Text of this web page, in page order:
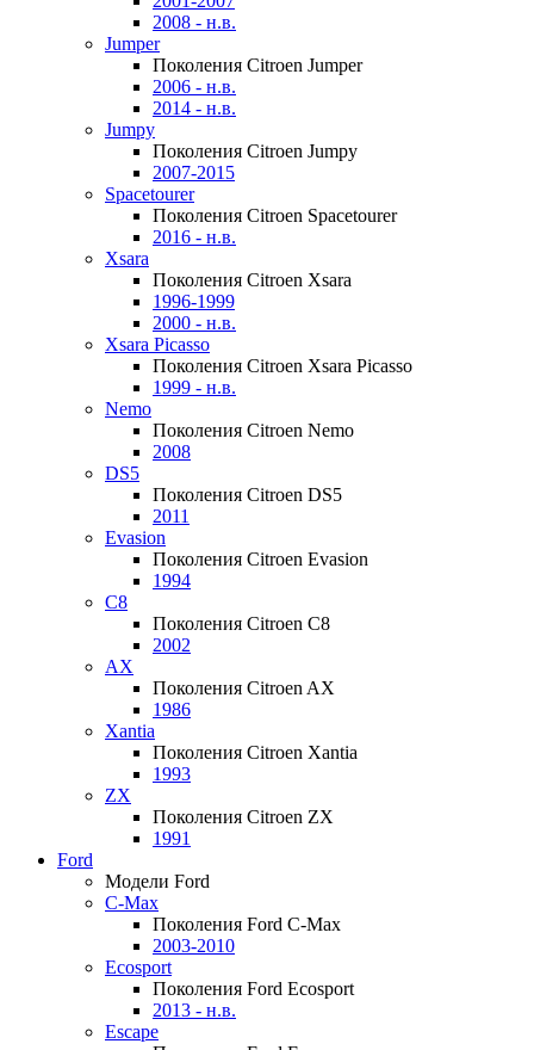
2008 - н.в.
Jumper
Поколения Citroen Jumper
2006 - н.в.
2014 - н.в.
Jumpy
Поколения Citroen Jumpy
2007-2015
Spacetourer
Поколения Citroen Spacetourer
2016 - н.в.
Xsara
Поколения Citroen Xsara
1996-1999
2000 - н.в.
Xsara Picasso
Поколения Citroen Xsara Picasso
1999 - н.в.
Nemo
Поколения Citroen Nemo
2008
DS5
Поколения Citroen DS5
2011
Evasion
Поколения Citroen Evasion
1994
C8
Поколения Citroen C8
2002
AX
Поколения Citroen AX
1986
Xantia
Поколения Citroen Xantia
1993
ZX
Поколения Citroen ZX
1991
Ford
Модели Ford
C-Max
Поколения Ford C-Max
2003-2010
Ecosport
Поколения Ford Ecosport
2013 - н.в.
Escape